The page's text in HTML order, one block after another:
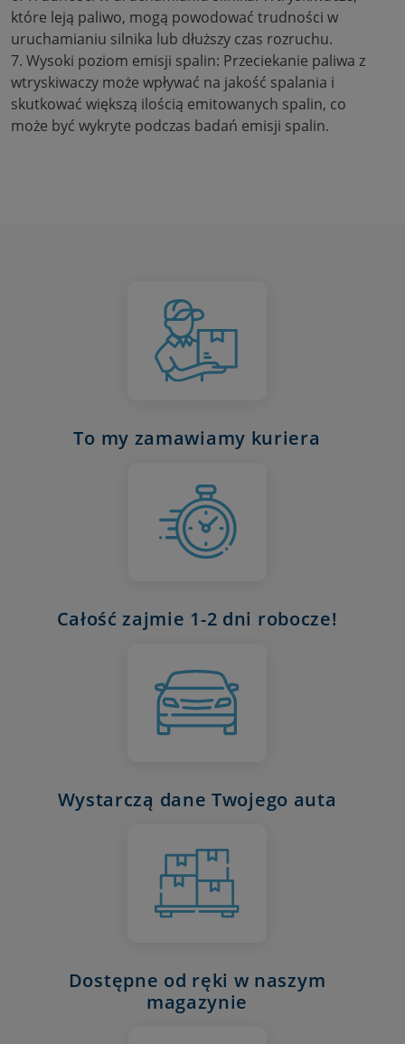
które leją paliwo, mogą powodować trudności w
uruchamianiu silnika lub dłuższy czas rozruchu.
7. Wysoki poziom emisji spalin: Przeciekanie paliwa z
wtryskiwaczy może wpływać na jakość spalania i
skutkować większą ilością emitowanych spalin, co
może być wykryte podczas badań emisji spalin.
To my zamawiamy kuriera
Całość zajmie 1-2 dni robocze!
Wystarczą dane Twojego auta
Dostępne od ręki w naszym
magazynie